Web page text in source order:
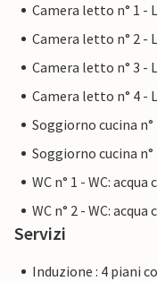
Camera letto n° 1 -
Camera letto n° 2 -
Camera letto n° 3 -
Camera letto n° 4 -
Soggiorno cucina n°
Soggiorno cucina n°
WC n° 1 - WC: acqua
WC n° 2 - WC: acqua
Servizi
Induzione : 4 piani